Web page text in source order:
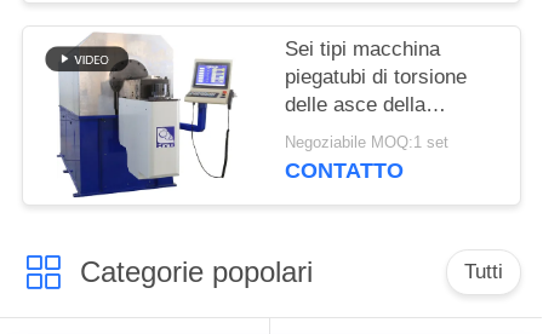
Sei tipi macchina
piegatubi di torsione
delle asce della
primavera/bobinatrice
ad alta velocità della
Negoziabile MOQ:1 set
CONTATTO
Categorie popolari Tutti